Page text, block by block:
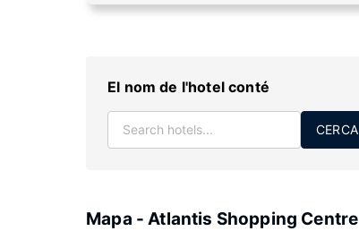
El nom de l'hotel conté
CERCA
Mapa - Atlantis Shopping Centre